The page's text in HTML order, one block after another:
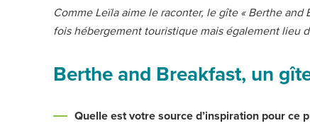
Comme Leïla aime le raconter, le gîte « Berthe
fois hébergement touristique mais également lieu
Berthe and Breakfast, un
Quelle est votre source d’inspiration pour ce